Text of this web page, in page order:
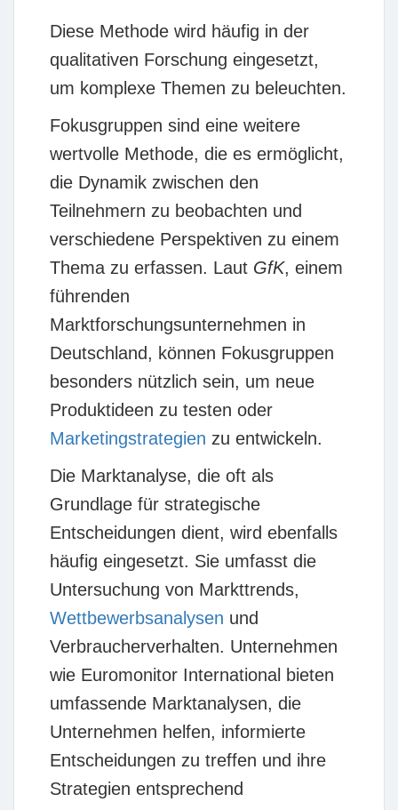
Diese Methode wird häufig in der
qualitativen Forschung eingesetzt,
um komplexe Themen zu beleuchten.
Fokusgruppen sind eine weitere
wertvolle Methode, die es ermöglicht,
die Dynamik zwischen den
Teilnehmern zu beobachten und
verschiedene Perspektiven zu einem
Thema zu erfassen. Laut GfK, einem
führenden
Marktforschungsunternehmen in
Deutschland, können Fokusgruppen
besonders nützlich sein, um neue
Produktideen zu testen oder
Marketingstrategien zu entwickeln.
Die Marktanalyse, die oft als
Grundlage für strategische
Entscheidungen dient, wird ebenfalls
häufig eingesetzt. Sie umfasst die
Untersuchung von Markttrends,
Wettbewerbsanalysen und
Verbraucherverhalten. Unternehmen
wie Euromonitor International bieten
umfassende Marktanalysen, die
Unternehmen helfen, informierte
Entscheidungen zu treffen und ihre
Strategien entsprechend